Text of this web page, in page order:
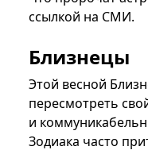
ссылкой на СМИ.
Близнецы
Этой весной
пересмотреть
и
Зодиака часто